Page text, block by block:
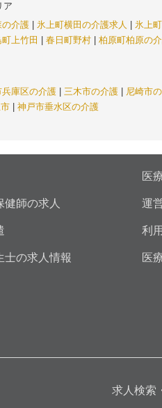
ア
の介護 氷上町横田の介護求人 氷上
上竹田 春日町野村 柏原町柏原の
兵庫区の介護 三木市の介護 尼崎市
神戸市垂水区の介護
健師の求人
士の求人情報
医
運
利
医
求人検索